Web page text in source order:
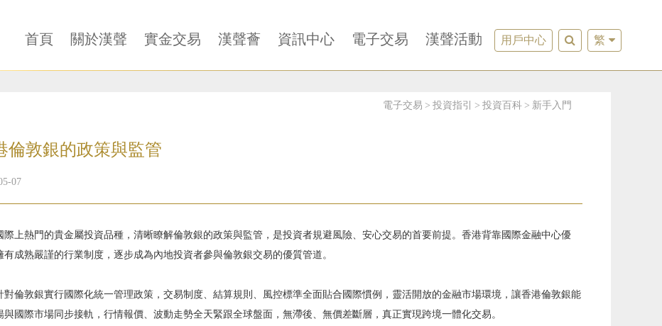
用戶中心 繁
首頁 關於漢聲 實金交易 漢聲薈 資訊中心 電子交易 漢聲活動
電子交易 投資指引 投資百科 新手入門
倫敦銀的政策與監管
07
際上熱門的貴金屬投資品種，清晰瞭解倫敦銀的政策與監管，是投資者規避風險、安心交易的首要前提。香港背靠國際金融中心優
有成熟嚴謹的行業制度，逐步成為內地投資者參與倫敦銀交易的優質管道。
對倫敦銀實行國際化統一管理政策，交易制度、結算規則、風控標準全面貼合國際慣例，靈活開放的金融市場環境，讓香港倫敦銀能
與國際市場同步接軌，行情報價、波動走勢全天緊跟全球盤面，無滯後、無價差斷層，真正實現跨境一體化交易。